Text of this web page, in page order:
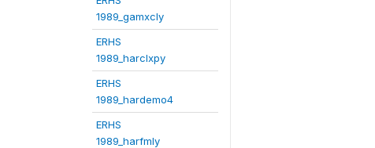
1989_gamxcly
ERHS
1989_harclxpy
ERHS
1989_hardemo4
ERHS
1989_harfmly